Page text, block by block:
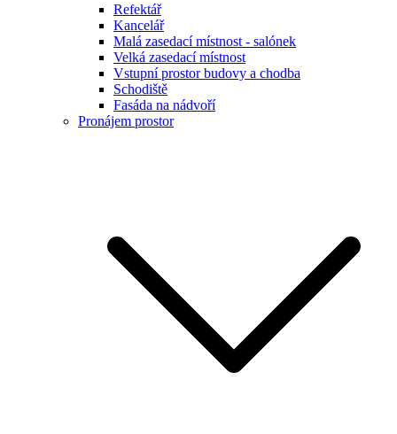
Refektář
Kancelář
Malá zasedací místnost - salónek
Velká zasedací místnost
Vstupní prostor budovy a chodba
Schodiště
Fasáda na nádvoří
Pronájem prostor